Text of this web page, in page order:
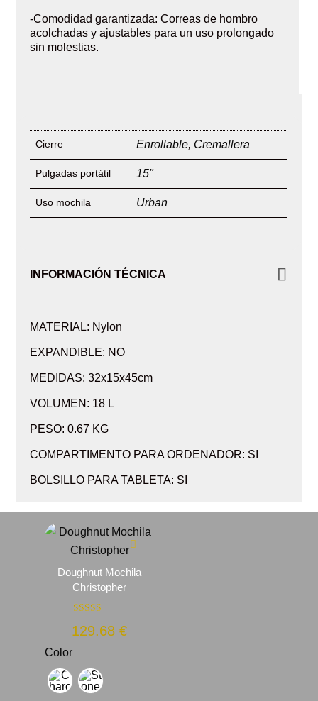
-Comodidad garantizada: Correas de hombro
acolchadas y ajustables para un uso prolongado
sin molestias.
Cierre Enrollable, Cremallera
Pulgadas portátil 15"
Uso mochila Urban
INFORMACIÓN TÉCNICA
MATERIAL: Nylon
EXPANDIBLE: NO
MEDIDAS: 32x15x45cm
VOLUMEN: 18 L
PESO: 0.67 KG
COMPARTIMENTO PARA ORDENADOR: SI
BOLSILLO PARA TABLETA: SI
Doughnut Mochila
Christopher
5.00
129.68€
Color